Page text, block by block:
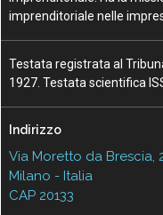
imprenditoriale nelle
Testata registrata al
1927. Testata scientifica
Indirizzo
Via Moretto da Brescia,
Milano - Italia
CAP 20133